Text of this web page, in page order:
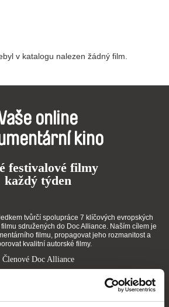
v katalogu nalezen žádný film.
online
kino
festivalové filmy
každý týden
tvůrčí spolupráce 7 klíčových evropských
sdružených do Doc Alliance. Naším cílem je
filmu, propagovat jeho rozmanitost a
kvalitní autorské filmy.
Členové Doc Alliance